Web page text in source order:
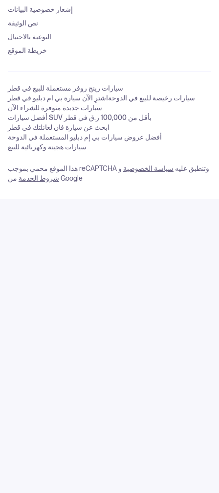
إشعار خصوصية البيانات
نص الوثيقة
التوعية بالاحتيال
خريطة الموقع
سيارات رينج روفر مستعملة للبيع في قطر
اشترِ الآن سيارة بي ام دبليو في قطرسيارات رخيصة للبيع في الدوحة
سيارات جديدة متوفرة للشراء الآن
أفضل سيارات SUV بأقل من 100,000 ر.ق في قطر
ابحث عن سيارة فان لعائلتك في قطر
أفضل عروض سيارات بي إم دبليو المستعملة في الدوحة
سيارات هجينة وكهربائية للبيع
هذا الموقع محمي بموجب reCAPTCHA وتنطبق عليه سياسة الخصوصية و
شروط الخدمة من Google